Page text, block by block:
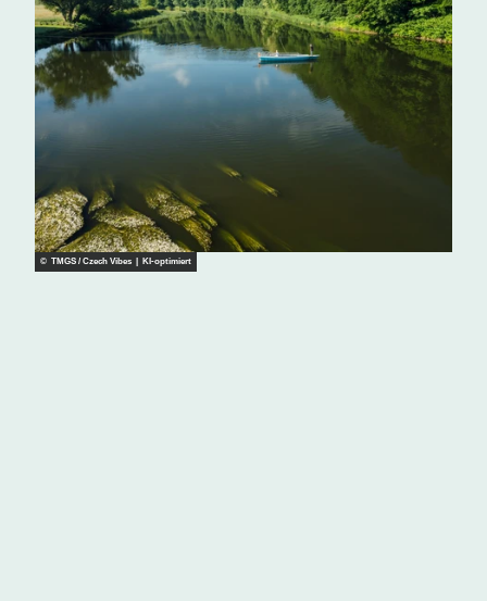
© TMGS / Czech Vibes | KI-optimiert